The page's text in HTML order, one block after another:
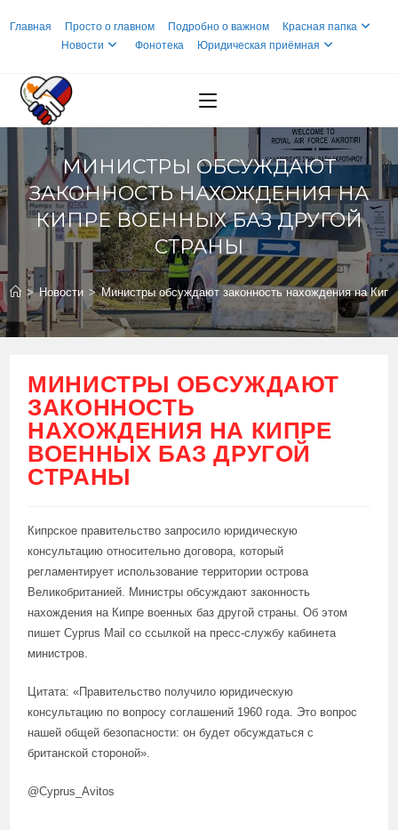
Главная Просто о главном Подробно о важном
Красная папка
Новости
Фонотека Юридическая приёмная
МИНИСТРЫ ОБСУЖДАЮТ
ЗАКОННОСТЬ НАХОЖДЕНИЯ НА
КИПРЕ ВОЕННЫХ БАЗ ДРУГОЙ
СТРАНЫ
> Новости > Министры обсуждают законность нахождения на
МИНИСТРЫ ОБСУЖДАЮТ
ЗАКОННОСТЬ
НАХОЖДЕНИЯ НА КИПРЕ
ВОЕННЫХ БАЗ ДРУГОЙ
СТРАНЫ
Кипрское правительство запросило юридическую
консультацию относительно договора, который
регламентирует использование территории острова
Великобританией. Министры обсуждают законность
нахождения на Кипре военных баз другой страны. Об этом
пишет Cyprus Mail со ссылкой на пресс-службу кабинета
министров.
Цитата: «Правительство получило юридическую
консультацию по вопросу соглашений 1960 года. Это вопрос
нашей общей безопасности: он будет обсуждаться с
британской стороной».
@Cyprus_Avitos